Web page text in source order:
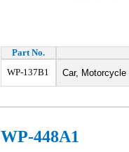
Part No.
WP-137B1
Car, Motorcycle
WP-448A1